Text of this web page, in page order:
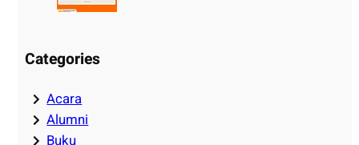
Categories
Acara
Alumni
Buku